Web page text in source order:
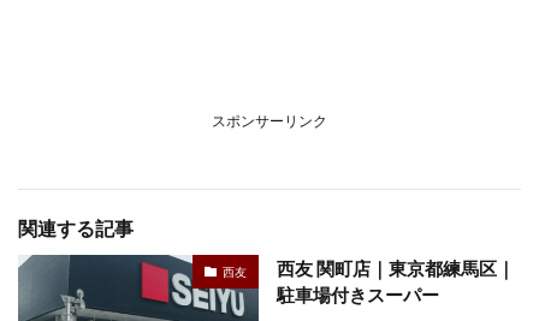
スポンサーリンク
関連する記事
西友
西友 関町店｜東京都練馬区｜
駐車場付きスーパー